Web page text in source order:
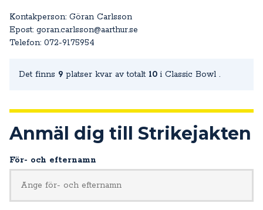
Kontakperson: Göran Carlsson
Epost: goran.carlsson@aarthur.se
Telefon: 072-9175954
Det finns 9 platser kvar av totalt 10 i Classic Bowl .
Anmäl dig till Strikejakten
För- och efternamn